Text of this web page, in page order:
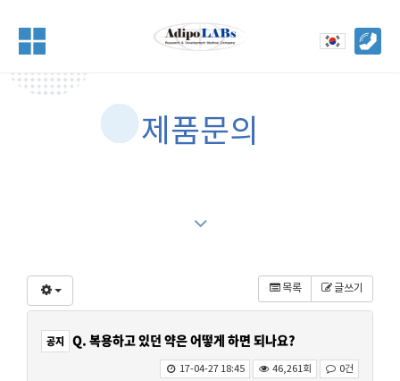
제품문의
목록 글쓰기
공지 Q. 복용하고 있던 약은 어떻게 하면 되나요?
17-04-27 18:45 46,261회 0건